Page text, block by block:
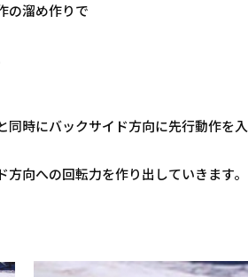
の溜め作りで
時にバックサイド方向に先行動作を入
向への回転力を作り出していきます。